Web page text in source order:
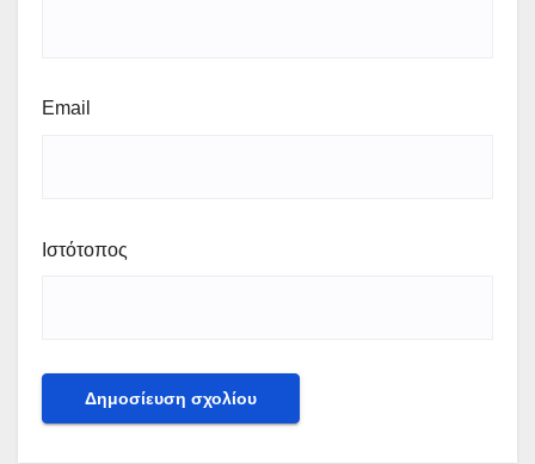
Email
Ιστότοπος